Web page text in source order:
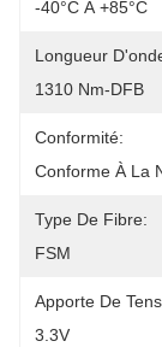
-40°C À +85°C
Longueur
1310 Nm-DFB
Conformité:
Conforme À La
Type De Fibre:
FSM
Apporte De
3.3V